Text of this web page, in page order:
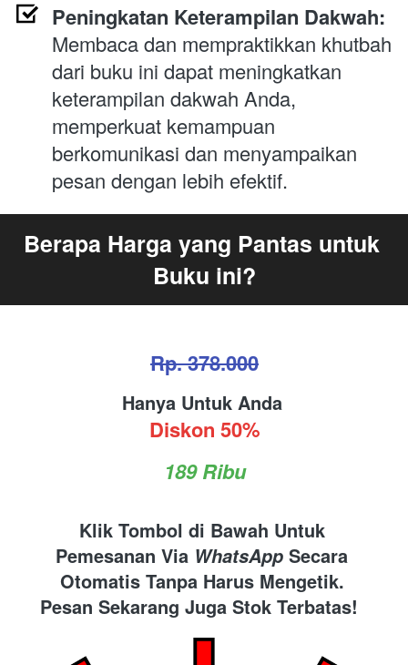
Peningkatan Keterampilan Dakwah:
Membaca dan mempraktikkan khutbah
dari buku ini dapat meningkatkan
keterampilan dakwah Anda,
memperkuat kemampuan
berkomunikasi dan menyampaikan
pesan dengan lebih efektif.
Berapa Harga yang Pantas untuk
Buku ini?
Rp. 378.000
Hanya Untuk Anda
Diskon 50%
189 Ribu
Klik Tombol di Bawah Untuk
Pemesanan Via WhatsApp Secara
Otomatis Tanpa Harus Mengetik.
Pesan Sekarang Juga Stok Terbatas!